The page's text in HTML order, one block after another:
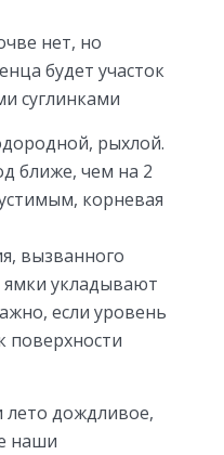
нет, но
будет участок
суглинками
рыхлой.
ближе, чем на 2
корневая
вызванного
ямки укладывают
если уровень
поверхности
лето дождливое,
наши